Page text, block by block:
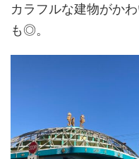
カラフルな建物がか
も◎。